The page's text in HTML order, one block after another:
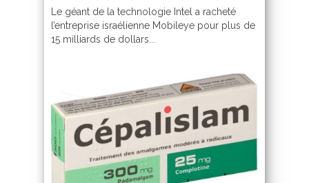
Le géant de la technologie Intel a racheté
l’entreprise israélienne Mobileye pour plus de
15 milliards de dollars...